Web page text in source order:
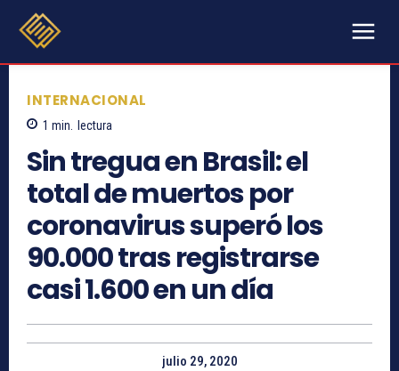
INTERNACIONAL
1 min. lectura
Sin tregua en Brasil: el
total de muertos por
coronavirus superó los
90.000 tras registrarse
casi 1.600 en un día
julio 29, 2020